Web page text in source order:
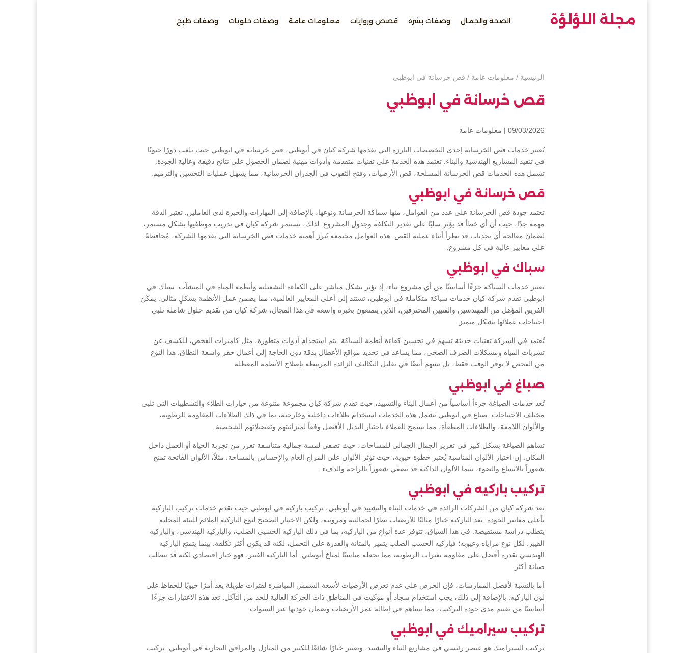
مجلة اللؤلؤة الصحة والجمال وصفات بشرة قصص وروايات معلومات عامة وصفات حلويات وصفات طبخ
الرئيسية / معلومات عامة / قص خرسانة في ابوظبي
قص خرسانة في ابوظبي
09/03/2026 | معلومات عامة
تُعتبر خدمات قص الخرسانة إحدى التخصصات البارزة التي تقدمها شركة كيان في أبوظبي، قص خرسانة في ابوظبي حيث تلعب دورًا حيويًا
في تنفيذ المشاريع الهندسية والبناء. تعتمد هذه الخدمة على تقنيات متقدمة وأدوات مهنية لضمان الحصول على نتائج دقيقة وعالية الجودة.
تشمل هذه الخدمات قص الخرسانة المسلحة، قص الأرضيات، وفتح الثقوب في الجدران الخرسانية، مما يسهل عمليات التحسين والترميم.
قص خرسانة في ابوظبي
تعتمد جودة قص الخرسانة على عدد من العوامل، منها سماكة الخرسانة ونوعها، بالإضافة إلى المهارات والخبرة لدى العاملين. تعتبر الدقة
مهمة جدًا، حيث أن أي خطأ قد يؤثر سلبًا على تقدير التكلفة وجدول المشروع. لذلك، تستثمر شركة كيان في تدريب موظفيها بشكل مستمر،
لضمان معالجة أي تحديات قد تطرأ أثناء عملية القص. هذه العوامل مجتمعة تُبرز أهمية خدمات قص الخرسانة التي تقدمها الشركة، مُحافظةً
على معايير عالية في كل مشروع.
سباك في ابوظبي
تعتبر خدمات السباكة جزءًا أساسيًا من أي مشروع بناء، إذ تؤثر بشكل مباشر على الكفاءة التشغيلية وأنظمة المياه في المنشآت. سباك في
ابوظبي تقدم شركة كيان خدمات سباكة متكاملة في أبوظبي، تستند إلى أعلى المعايير العالمية، مما يضمن عمل الأنظمة بشكلٍ مثالي. يمكّن
الفريق المؤهل من المهندسين والفنيين المحترفين، الذين يتمتعون بخبرة واسعة في هذا المجال، شركة كيان من تقديم حلول شاملة تلبي
احتياجات عملائها بشكل متميز.
تُعتمد في الشركة تقنيات حديثة تسهم في تحسين كفاءة أنظمة السباكة. يتم استخدام أدوات متطورة، مثل كاميرات الفحص، للكشف عن
تسربات المياه ومشكلات الصرف الصحي، مما يساعد في تحديد مواقع الأعطال بدقة دون الحاجة إلى أعمال حفر واسعة النطاق. هذا النوع
من الفحص لا يوفر الوقت فقط، بل يسهم أيضًا في تقليل التكاليف الزائدة المرتبطة بإصلاح الأنظمة المعطلة.
صباغ في ابوظبي
تُعد خدمات الصباغة جزءاً أساسياً من أعمال البناء والتشييد، حيث تقدم شركة كيان مجموعة متنوعة من خيارات الطلاء والتشطيبات التي تلبي
مختلف الاحتياجات. صباغ في ابوظبي تشمل هذه الخدمات استخدام طلاءات داخلية وخارجية، بما في ذلك الطلاءات المقاومة للرطوبة،
والألوان اللامعة، والطلاءات المطفأة، مما يسمح للعملاء باختيار البديل الأفضل وفقاً لميزانيتهم وتفضيلاتهم الشخصية.
تساهم الصباغة بشكل كبير في تعزيز الجمال الجمالي للمساحات، حيث تضفي لمسة جمالية متناسقة تعزز من تجربة الحياة أو العمل داخل
المكان. إن اختيار الألوان المناسبة يُعتبر خطوة حيوية، حيث تؤثر الألوان على المزاج العام والإحساس بالمساحة. مثلاً، الألوان الفاتحة تمنح
شعوراً بالاتساع والضوء، بينما الألوان الداكنة قد تضفي شعوراً بالراحة والدفء.
تركيب باركيه في ابوظبي
تعد شركة كيان من الشركات الرائدة في خدمات البناء والتشييد في أبوظبي، تركيب باركيه في ابوظبي حيث تقدم خدمات تركيب الباركيه
بأعلى معايير الجودة. يعد الباركيه خيارًا مثاليًا للأرضيات نظرًا لجماليته ومرونته، ولكن الاختيار الصحيح لنوع الباركيه الملائم للبيئة المحلية
يتطلب دراسة مستفيضة. في هذا السياق، تتوفر عدة أنواع من الباركيه، بما في ذلك الباركيه الخشبي الصلب، والباركيه الهندسي، والباركيه
الفيبر. لكل نوع مزاياه وعيوبه؛ فباركيه الخشب الصلب يتميز بالمتانة والقدرة على التحمل، لكنه قد يكون أكثر تكلفة. بينما يتمتع الباركيه
الهندسي بقدرة أفضل على مقاومة تغيرات الرطوبة، مما يجعله مناسبًا لمناخ أبوظبي. أما الباركيه الفيبر، فهو خيار اقتصادي لكنه قد يتطلب
صيانة أكثر.
أما بالنسبة لأفضل الممارسات، فإن الحرص على عدم تعرض الأرضيات لأشعة الشمس المباشرة لفترات طويلة يعد أمرًا حيويًا للحفاظ على
لون الباركيه. بالإضافة إلى ذلك، يجب استخدام سجاد أو موكيت في المناطق ذات الحركة العالية للحد من التآكل. تعد هذه الاعتبارات جزءًا
أساسيًا من تقييم مدى جودة التركيب، مما يساهم في إطالة عمر الأرضيات وضمان جودتها عبر السنوات.
تركيب سيراميك في ابوظبي
تركيب السيراميك هو عنصر رئيسي في مشاريع البناء والتشييد، ويعتبر خيارًا شائعًا للكثير من المنازل والمرافق التجارية في أبوظبي. تركيب